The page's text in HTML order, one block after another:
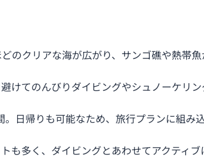
のクリアな海が広がり、サンゴ礁や熱帯魚
けてのんびりダイビングやシュノーケリン
日帰りも可能なため、旅行プランに組み
も多く、ダイビングとあわせてアクティブ